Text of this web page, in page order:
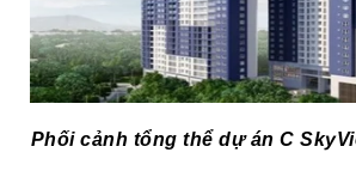
Phối cảnh tổng thể dự án C